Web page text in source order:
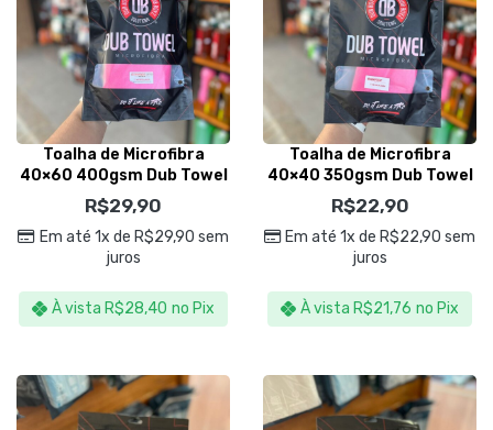
Toalha de Microfibra
40×60 400gsm Dub Towel
Rosa – Dub Boyz
R$29,90
Em até 1x de R$29,90 sem
juros
À vista R$28,40 no Pix
Toalha de Microfibra
40×40 350gsm Dub Towel
Rosa- Dub Boyz
R$22,90
Em até 1x de R$22,90 sem
juros
À vista R$21,76 no Pix